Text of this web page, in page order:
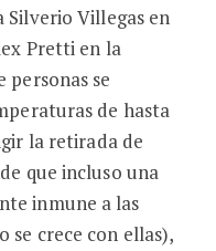
Silverio Villegas en
Pretti en la
personas se
de hasta
la retirada de
que incluso una
inmune a las
se crece con ellas),